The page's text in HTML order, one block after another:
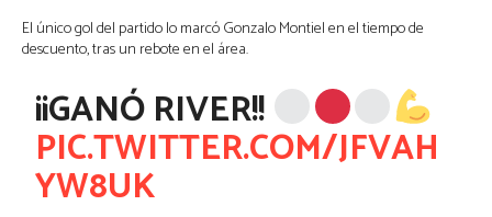
El único gol del partido lo marcó Gonzalo Montiel en el tiempo de
descuento, tras un rebote en el área.
¡¡GANÓ RIVER!!
PIC.TWITTER.COM/JFVAH
YW8UK